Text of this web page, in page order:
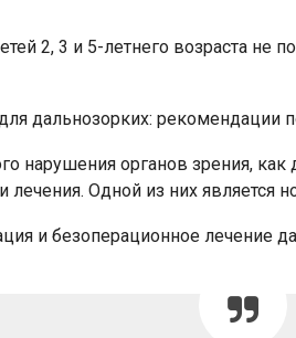
2, 3 и 5-летнего возраста не
дальнозорких: рекомендации
нарушения органов зрения, как
лечения. Одной из них является
и безоперационное лечение